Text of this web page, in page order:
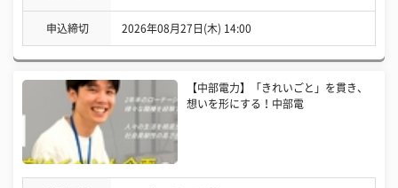
申込締切 2026年08月27日(木) 14:00
【中部電力】「きれいごと」を貫き、
想いを形にする！中部電